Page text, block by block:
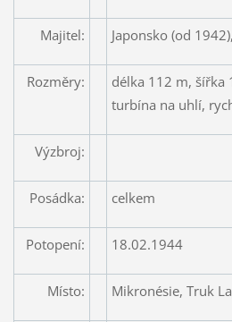
Majitel: Japonsko (od
Rozměry:
délka 112 m,
turbína na uhlí,
Výzbroj:
Posádka: celkem
Potopení: 18.02.1944
Místo: Mikronésie, Truk